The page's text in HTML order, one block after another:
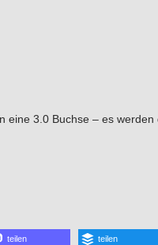
eine 3.0 Buchse – es werden
teilen teilen